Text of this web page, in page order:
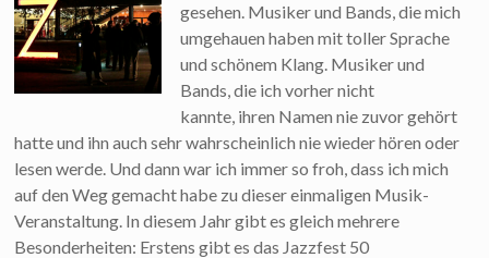
gesehen. Musiker und Bands, die mich
umgehauen haben mit toller Sprache
und schönem Klang. Musiker und
Bands, die ich vorher nicht
kannte, ihren Namen nie zuvor gehört
hatte und ihn auch sehr wahrscheinlich nie wieder hören oder
lesen werde. Und dann war ich immer so froh, dass ich mich
auf den Weg gemacht habe zu dieser einmaligen Musik-
Veranstaltung. In diesem Jahr gibt es gleich mehrere
Besonderheiten: Erstens gibt es das Jazzfest 50